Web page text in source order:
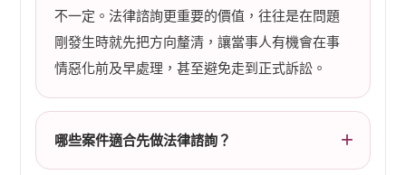
不一定。法律諮詢更重要的價值，往往是在問題
剛發生時就先把方向釐清，讓當事人有機會在事
情惡化前及早處理，甚至避免走到正式訴訟。
哪些案件適合先做法律諮詢？